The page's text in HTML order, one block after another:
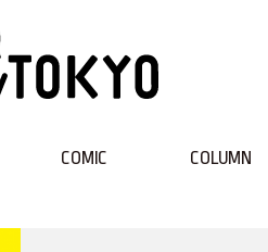
COMIC COLUMN